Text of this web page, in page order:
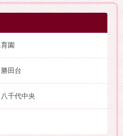
園
田台
千代中央